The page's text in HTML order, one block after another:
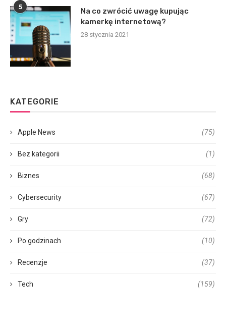
5
Na co zwrócić uwagę kupując
kamerkę internetową?
28 stycznia 2021
KATEGORIE
Apple News (75)
Bez kategorii (1)
Biznes (68)
Cybersecurity (67)
Gry (72)
Po godzinach (10)
Recenzje (37)
Tech (159)